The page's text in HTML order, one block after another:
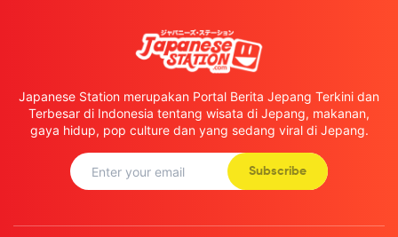
Japanese Station merupakan Portal Berita Jepang Terkini dan
Terbesar di Indonesia tentang wisata di Jepang, makanan,
gaya hidup, pop culture dan yang sedang viral di Jepang.
Subscribe